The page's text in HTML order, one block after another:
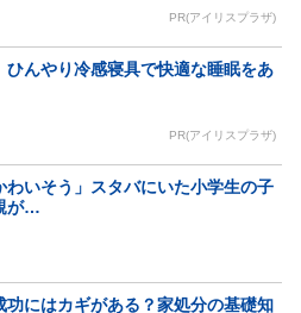
PR(アイリスプラザ)
ひんやり冷感寝具で快適な睡眠をあ
PR(アイリスプラザ)
わいそう」スタバにいた小学生の子
が…
功にはカギがある？家処分の基礎知